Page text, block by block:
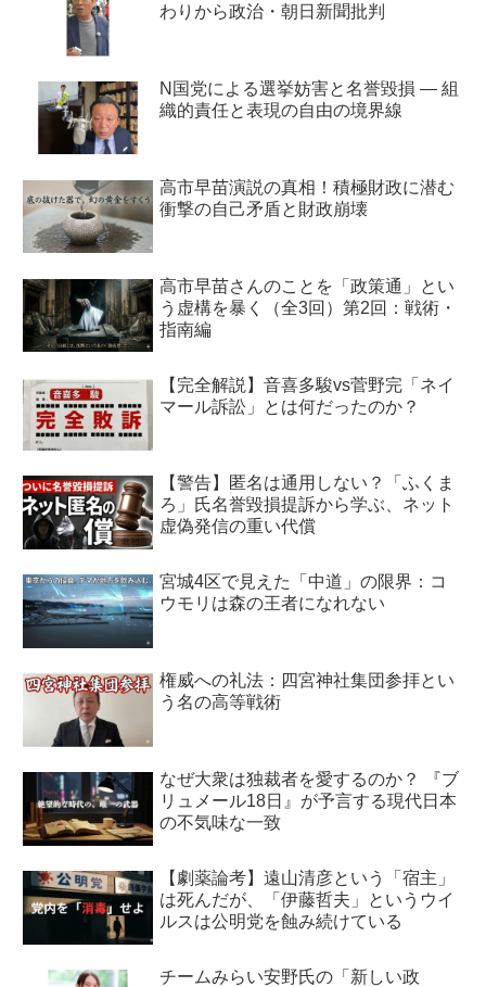
わりから政治・朝日新聞批判
N国党による選挙妨害と名誉毀損 ― 組
織的責任と表現の自由の境界線
高市早苗演説の真相！積極財政に潜む
衝撃の自己矛盾と財政崩壊
高市早苗さんのことを「政策通」とい
う虚構を暴く（全3回）第2回：戦術・
指南編
【完全解説】音喜多駿vs菅野完「ネイ
マール訴訟」とは何だったのか？
【警告】匿名は通用しない？「ふくま
ろ」氏名誉毀損提訴から学ぶ、ネット
虚偽発信の重い代償
宮城4区で見えた「中道」の限界：コ
ウモリは森の王者になれない
権威への礼法：四宮神社集団参拝とい
う名の高等戦術
なぜ大衆は独裁者を愛するのか？ 『ブ
リュメール18日』が予言する現代日本
の不気味な一致
【劇薬論考】遠山清彦という「宿主」
は死んだが、「伊藤哲夫」というウイ
ルスは公明党を蝕み続けている
チームみらい安野氏の「新しい政